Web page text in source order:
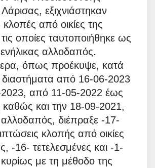
εξιχνιάστηκαν
από οικίες της
οποίες ταυτοποιήθηκε ως
αλλοδαπός.
όπως προέκυψε, κατά
διαστήματα από 16-06-2023
από 11-05-2022 έως
και την 18-09-2021,
αλλοδαπός, διέπραξε -17-
κλοπής από οικίες
-16- τετελεσμένες και -1-
με τη μέθοδο της